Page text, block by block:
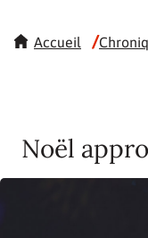
Accueil /
Noël